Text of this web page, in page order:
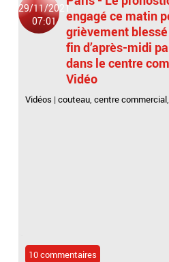
29/11/2021
07:01
engagé ce matin
grièvement
fin d’après-midi
dans le centre
Vidéo
Vidéos |couteau,centre commercial,
10 commentaires